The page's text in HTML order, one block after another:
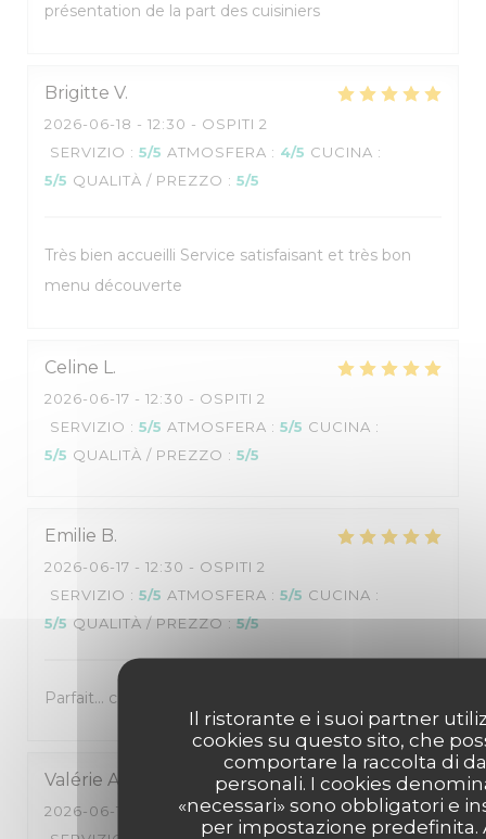
Il ristorante e i suoi partner
cookies su questo sito, che
comportare la raccolta di
personali. I cookies
«necessari» sono obbligatori e
per impostazione predefinita.
présentation de la part des cuisiniers
Brigitte V
2026-06-18 - 12:30 - OSPITI 2
SERVIZIO : 5/5 ATMOSFERA : 4/5 CUCINA :
5/5 QUALITÀ / PREZZO : 5/5
Très bien accueilli Service satisfaisant et très bon
menu découverte
Celine L
2026-06-17 - 12:30 - OSPITI 2
SERVIZIO : 5/5 ATMOSFERA : 5/5 CUCINA :
5/5 QUALITÀ / PREZZO : 5/5
Emilie B
2026-06-17 - 12:30 - OSPITI 2
SERVIZIO : 5/5 ATMOSFERA : 5/5 CUCINA :
5/5 QUALITÀ / PREZZO: 5/5
Parfait... comme d'habitude !
Valérie A
2026-06-15
- 12:30 - OSPITI 2
Salles de restaurants "L'Appli" et "Vin/20"